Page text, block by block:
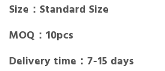
Size：Standard Size
MOQ：10pcs
Delivery time：7-15 days